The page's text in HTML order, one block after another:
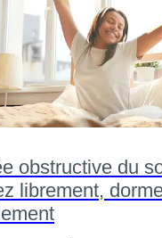
obstructive du
librement,